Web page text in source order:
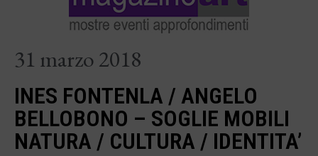
31 marzo 2018
INES FONTENLA / ANGELO
BELLOBONO – SOGLIE MOBILI
NATURA / CULTURA / IDENTITA’